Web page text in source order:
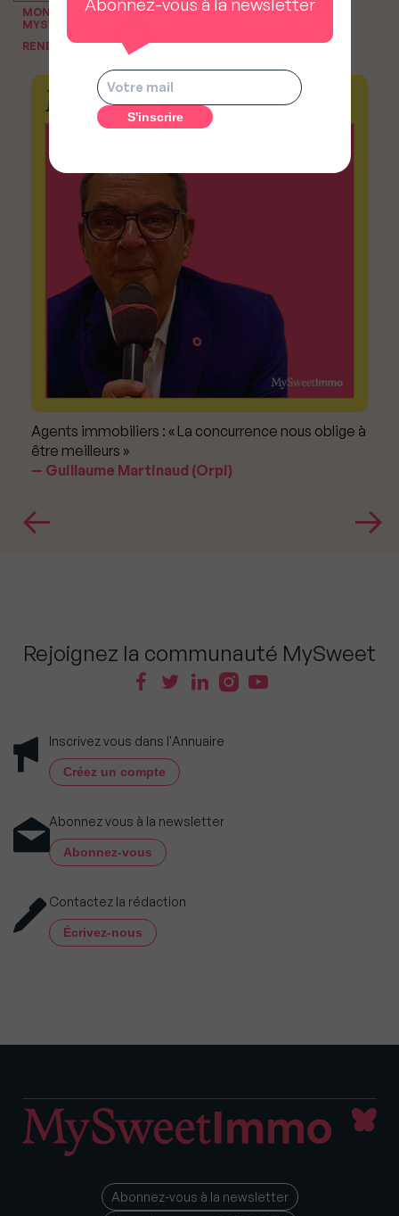
MON PODCAST IMMO, LE PODCAST IMMOBILIER DE
MYSWEETIMMO
RENDEZ-VOUS DU NOTAIRE
Agents immobiliers : « La concurrence nous oblige à
être meilleurs »
Guillaume Martinaud (Orpi)
Rejoignez la communauté MySweet
Inscrivez vous dans l'Annuaire
Créez un compte
Abonnez vous à la newsletter
Abonnez-vous
Contactez la rédaction
Écrivez-nous
Abonnez-vous à la newsletter
Abonnez-vous à la newsletter